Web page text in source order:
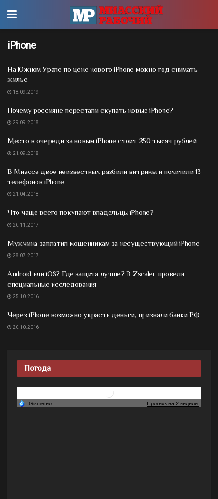
iPhone
На Южном Урале по цене нового iPhone можно год снимать
жилье
18.09.2019
Почему россияне перестали скупать новые iPhone?
29.09.2018
Место в очереди за новым iPhone стоит 250 тысяч рублей
21.09.2018
В Миассе двое неизвестных разбили витрины и похитили 13
телефонов iPhone
21.04.2018
Что чаще всего покупают владельцы iPhone?
20.11.2017
Мужчина заплатил мошенникам за несуществующий iPhone
28.07.2017
Android или iOS? Где защита лучше? В Zscaler провели
специальные исследования
25.10.2016
Через iPhone возможно украсть деньги, признали банки РФ
20.10.2016
Погода